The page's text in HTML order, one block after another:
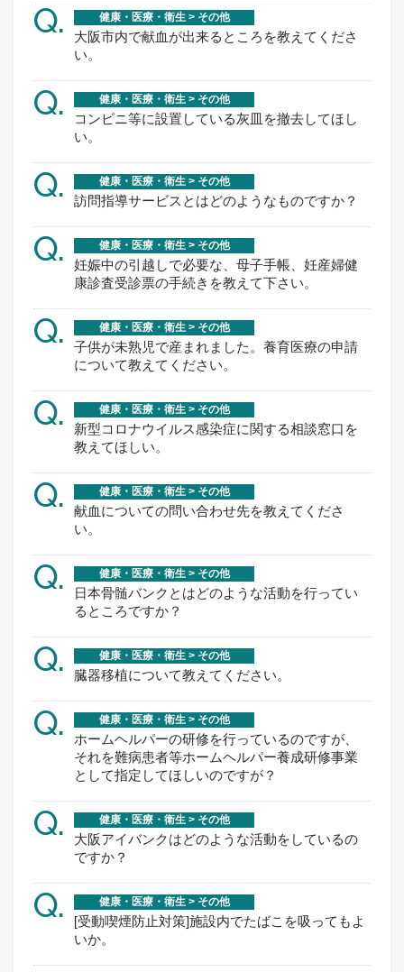
Q. 健康・医療・衛生 > その他
大阪市内で献血が出来るところを教えてくださ
い。
Q. 健康・医療・衛生 > その他
コンビニ等に設置している灰皿を撤去してほし
い。
Q. 健康・医療・衛生 > その他
訪問指導サービスとはどのようなものですか？
Q. 健康・医療・衛生 > その他
妊娠中の引越しで必要な、母子手帳、妊産婦健
康診査受診票の手続きを教えて下さい。
Q. 健康・医療・衛生 > その他
子供が未熟児で産まれました。養育医療の申請
について教えてください。
Q. 健康・医療・衛生 > その他
新型コロナウイルス感染症に関する相談窓口を
教えてほしい。
Q. 健康・医療・衛生 > その他
献血についての問い合わせ先を教えてくださ
い。
Q. 健康・医療・衛生 > その他
日本骨髄バンクとはどのような活動を行ってい
るところですか？
Q. 健康・医療・衛生 > その他
臓器移植について教えてください。
Q. 健康・医療・衛生 > その他
ホームヘルパーの研修を行っているのですが、
それを難病患者等ホームヘルパー養成研修事業
として指定してほしいのですが？
Q. 健康・医療・衛生 > その他
大阪アイバンクはどのような活動をしているの
ですか？
Q. 健康・医療・衛生 > その他
[受動喫煙防止対策]施設内でたばこを吸ってもよ
いか。